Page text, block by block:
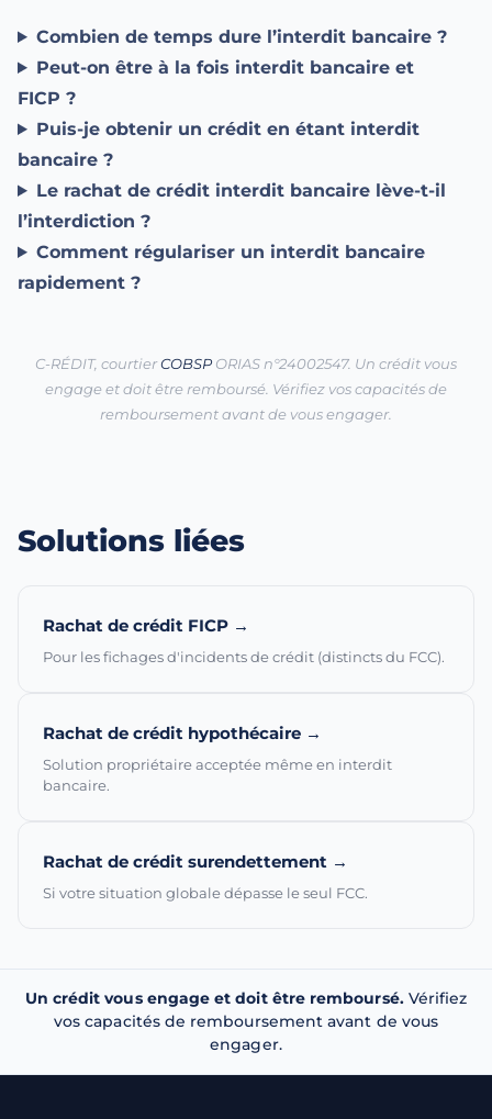
Combien de temps dure l’interdit bancaire ?
Peut-on être à la fois interdit bancaire et
FICP ?
Puis-je obtenir un crédit en étant interdit
bancaire ?
Le rachat de crédit interdit bancaire lève-t-il
l’interdiction ?
Comment régulariser un interdit bancaire
rapidement ?
C-RÉDIT, courtierCOBSP ORIAS n°24002547. Un crédit vous
engage et doit être remboursé. Vérifiez vos capacités de
remboursement avant de vous engager.
Solutions liées
Rachat de crédit FICP →
Pour les fichages d'incidents de crédit (distincts du FCC).
Rachat de crédit hypothécaire →
Solution propriétaire acceptée même en interdit
bancaire.
Rachat de crédit surendettement →
Si votre situation globale dépasse le seul FCC.
Un crédit vous engage et doit être remboursé.Vérifiez
vos capacités de remboursement avant de vous
engager.